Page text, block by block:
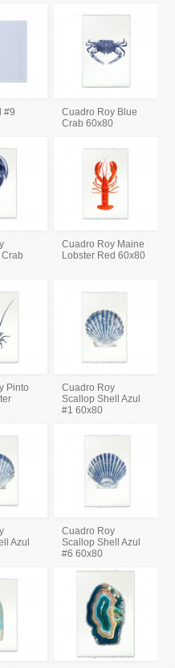
#9
Cuadro Roy Blue
Crab 60x80
Cuadro Roy Maine
Lobster Red 60x80
Pinto
Cuadro Roy
Scallop Shell Azul
#1 60x80
Azul
Cuadro Roy
Scallop Shell Azul
#6 60x80